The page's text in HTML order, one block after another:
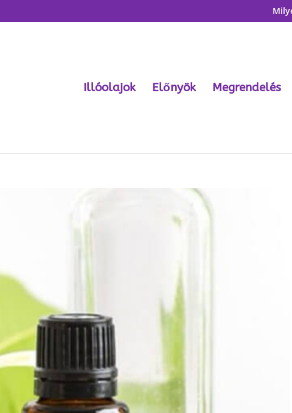
Illóolajok Előnyök Megrendelés